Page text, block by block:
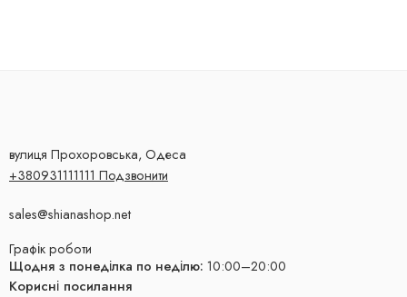
вулиця Прохоровська, Одеса
+380931111111 Подзвонити
sales@shianashop.net
Графік роботи
Щодня з понеділка по неділю: 10:00–20:00
Корисні посилання